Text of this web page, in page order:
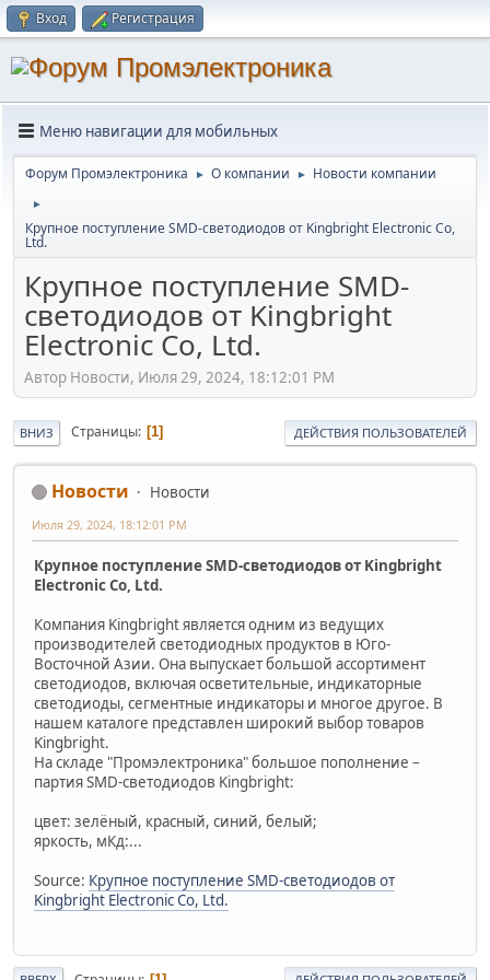
Вход Регистрация
Меню навигации для мобильных
Форум Промэлектроника ► О компании ► Новости компании
►
Крупное поступление SMD-светодиодов от Kingbright Electronic Co,
Ltd.
Крупное поступление SMD-
светодиодов от Kingbright
Electronic Co, Ltd.
Автор Новости, Июля 29, 2024, 18:12:01 PM
ВНИЗ Страницы 1 ДЕЙСТВИЯ ПОЛЬЗОВАТЕЛЕЙ
Новости Новости
Июля 29, 2024, 18:12:01 PM
Крупное поступление SMD-светодиодов от Kingbright
Electronic Co, Ltd.
Компания Kingbright является одним из ведущих
производителей светодиодных продуктов в Юго-
Восточной Азии. Она выпускает большой ассортимент
светодиодов, включая осветительные, индикаторные
светодиоды, сегментные индикаторы и многое другое. В
нашем каталоге представлен широкий выбор товаров
Kingbright.
На складе "Промэлектроника" большое пополнение –
партия SMD-светодиодов Kingbright:
цвет: зелёный, красный, синий, белый;
яркость, мКд:...
Source: Крупное поступление SMD-светодиодов от
Kingbright Electronic Co, Ltd.